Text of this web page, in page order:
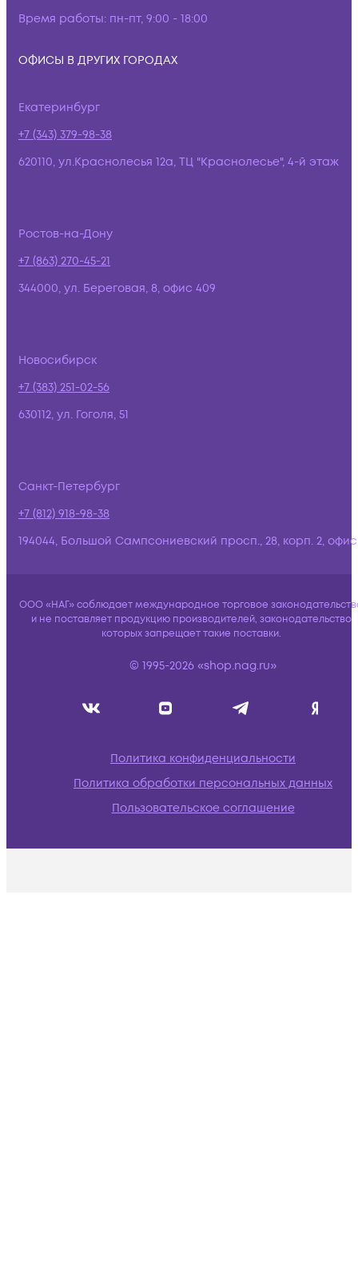
Время работы: пн-пт, 9:00 - 18:00
ОФИСЫ В ДРУГИХ ГОРОДАХ
Екатеринбург
+7 (343) 379-98-38
620110, ул.Краснолесья 12а, ТЦ "Краснолесье", 4-й этаж
Ростов-на-Дону
+7 (863) 270-45-21
344000, ул. Береговая, 8, офис 409
Новосибирск
+7 (383) 251-02-56
630112, ул. Гоголя, 51
Санкт-Петербург
+7 (812) 918-98-38
194044, Большой Сампсониевский просп., 28, корп. 2,
ООО «НАГ» соблюдает международное торговое
и не поставляет продукцию производителей, законодательство
которых запрещает такие поставки.
© 1995-2026 «shop.nag.ru»
Политика конфиденциальности
Политика обработки персональных данных
Пользовательское соглашение